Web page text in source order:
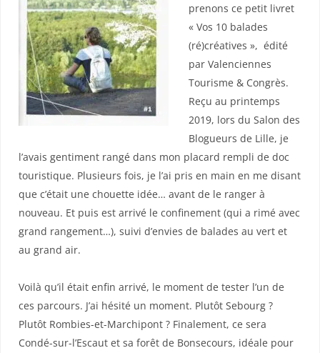
prenons ce petit livret
« Vos 10 balades
(ré)créatives », édité
par Valenciennes
Tourisme & Congrès.
Reçu au printemps
2019, lors du Salon des
Blogueurs de Lille, je
l’avais gentiment rangé dans mon placard rempli de doc
touristique. Plusieurs fois, je l’ai pris en main en me disant
que c’était une chouette idée… avant de le ranger à
nouveau. Et puis est arrivé le confinement (qui a rimé avec
grand rangement…), suivi d’envies de balades au vert et
au grand air.
Voilà qu’il était enfin arrivé, le moment de tester l’un de
ces parcours. J’ai hésité un moment. Plutôt Sebourg ?
Plutôt Rombies-et-Marchipont ? Finalement, ce sera
Condé-sur-l’Escaut et sa forêt de Bonsecours, idéale pour